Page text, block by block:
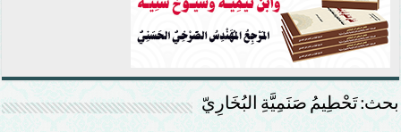
بحث: تَحْطِيمُ صَنَمِيَّةِ البُخَارِيّ